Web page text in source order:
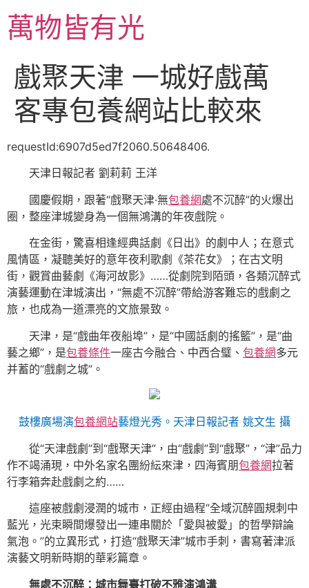
主萬物皆有光
戲聚天津 一城好戲萬
客專包養網站比較來
requestId:6907d5ed7f2060.50648406.
天津日報記者 劉莉莉 王洋
國慶假期，跟著“戲聚天津·無包養網處不沉醉”的火爆出
圈，整座津城變身為一個無鴻溝的年夜戲院。
在金街，驚喜相逢經典話劇《日出》的劇中人；在意式
風情區，凝聽美好的意年夜利歌劇《茶花女》；在古文明
街，觀賞曲藝劇《海河故影》……從劇院到陌頭，各類沉醉式
演藝運動在津城演出，“無處不沉醉”帶給游客難忘的戲劇之
旅，也成為一道漂亮的文旅景致。
天津，是“戲曲年夜船埠”，是“中國話劇的搖籃”，是“曲
藝之鄉”，是包養條件一座古今融合、中西合璧、 包養網多元
并蓄的“戲劇之城”。
鼓樓廣場演包養網站藝燈光秀。天津日報記者 姚文生 攝
從“天津戲劇”到“戲聚天津”，由“戲劇”到“戲聚”，“津”品力
作不竭涌現，中外名家名團紛紜來津，四海賓朋包養網拉著
行李箱奔赴戲劇之約……
這座被戲劇浸潤的城市，正經由過程“全域沉醉圓規刺中
藍光，光束瞬間爆發出一連串關於「愛與被愛」的哲學辯論
氣泡。”的立異形式，打造“戲聚天津”城市手刺，書寫著津派
演藝文明新時期的華彩篇章。
無處不沉醉：城市舞臺打破不雅演鴻溝